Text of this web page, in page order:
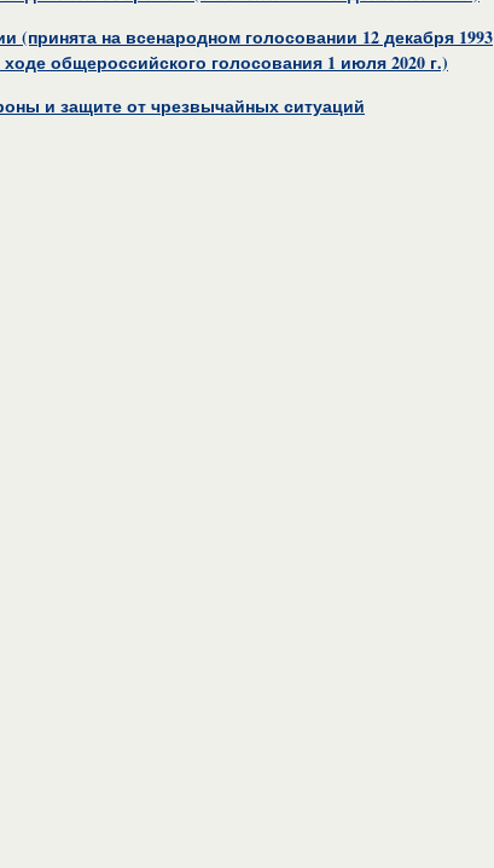
(принята на всенародном голосовании 12 декабря 1993
общероссийского голосования 1 июля 2020 г.)
и защите от чрезвычайных ситуаций